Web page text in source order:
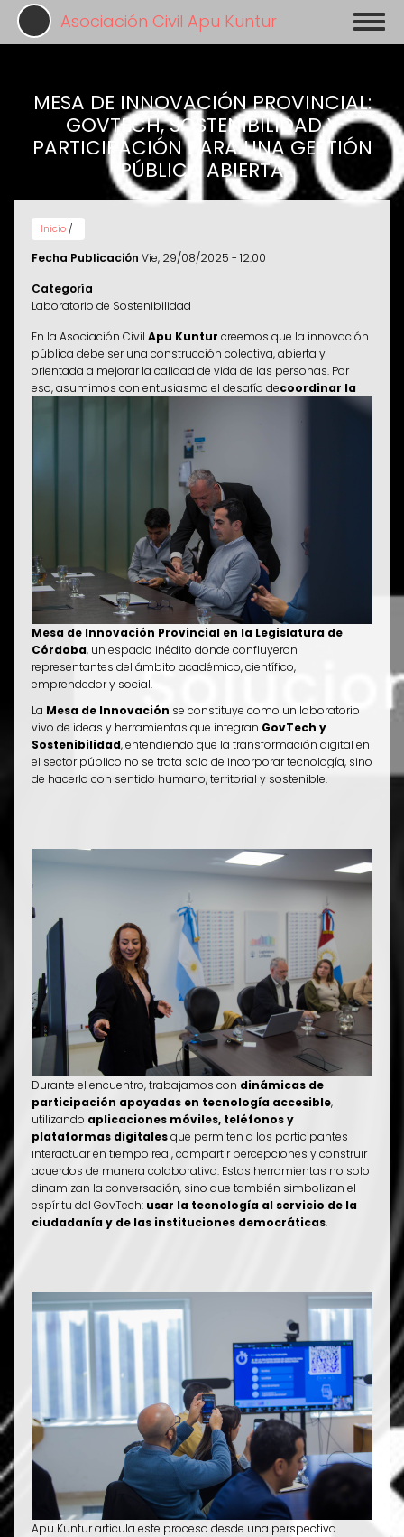
Pasar
contenido
Asociación Civil Apu Kuntur
MESA DE INNOVACIÓN PROVINCIAL:
GOVTECH, SOSTENIBILIDAD Y
PARTICIPACIÓN PARA UNA GESTIÓN
PÚBLICA ABIERTA
Inicio /
Fecha Publicación Vie, 29/08/2025 - 12:00
Categoría
Laboratorio de Sostenibilidad
En la Asociación Civil Apu Kuntur creemos que la innovación
pública debe ser una construcción colectiva, abierta y
orientada a mejorar la calidad de vida de las personas. Por
eso, asumimos con entusiasmo el desafío decoordinar la
Mesa de Innovación Provincial en la Legislatura de
Córdoba, un espacio inédito donde confluyeron
representantes del ámbito académico, científico,
emprendedor y social.
La Mesa de Innovación se constituye como un laboratorio
vivo de ideas y herramientas que integran GovTech y
Sostenibilidad, entendiendo que la transformación digital en
el sector público no se trata solo de incorporar tecnología, sino
de hacerlo con sentido humano, territorial y sostenible.
Durante el encuentro, trabajamos con dinámicas de
participación apoyadas en tecnología accesible,
utilizando aplicaciones móviles, teléfonos y
plataformas digitalesque permiten a los participantes
interactuar en tiempo real, compartir percepciones y construir
acuerdos de manera colaborativa. Estas herramientas no solo
dinamizan la conversación, sino que también simbolizan el
espíritu del GovTech: usar la tecnología al servicio de la
ciudadanía y de las instituciones democráticas.
Apu Kuntur articula este proceso desde una perspectiva